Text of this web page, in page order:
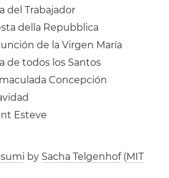
del Trabajador
della Repubblica
de la Virgen María
de todos los Santos
Concepción
Esteve
by Sacha Telgenhof(MIT